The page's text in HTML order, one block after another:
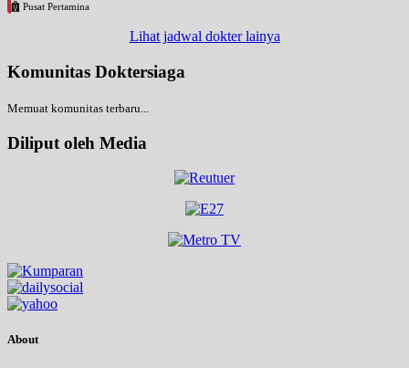
Pusat Pertamina
Lihat jadwal dokter lainya
Komunitas Doktersiaga
Memuat komunitas terbaru...
Diliput oleh Media
About